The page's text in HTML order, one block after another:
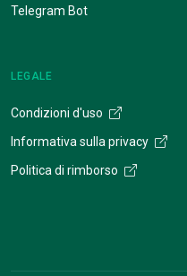
Telegram Bot
LEGALE
Condizioni d'uso
Informativa sulla privacy
Politica di rimborso